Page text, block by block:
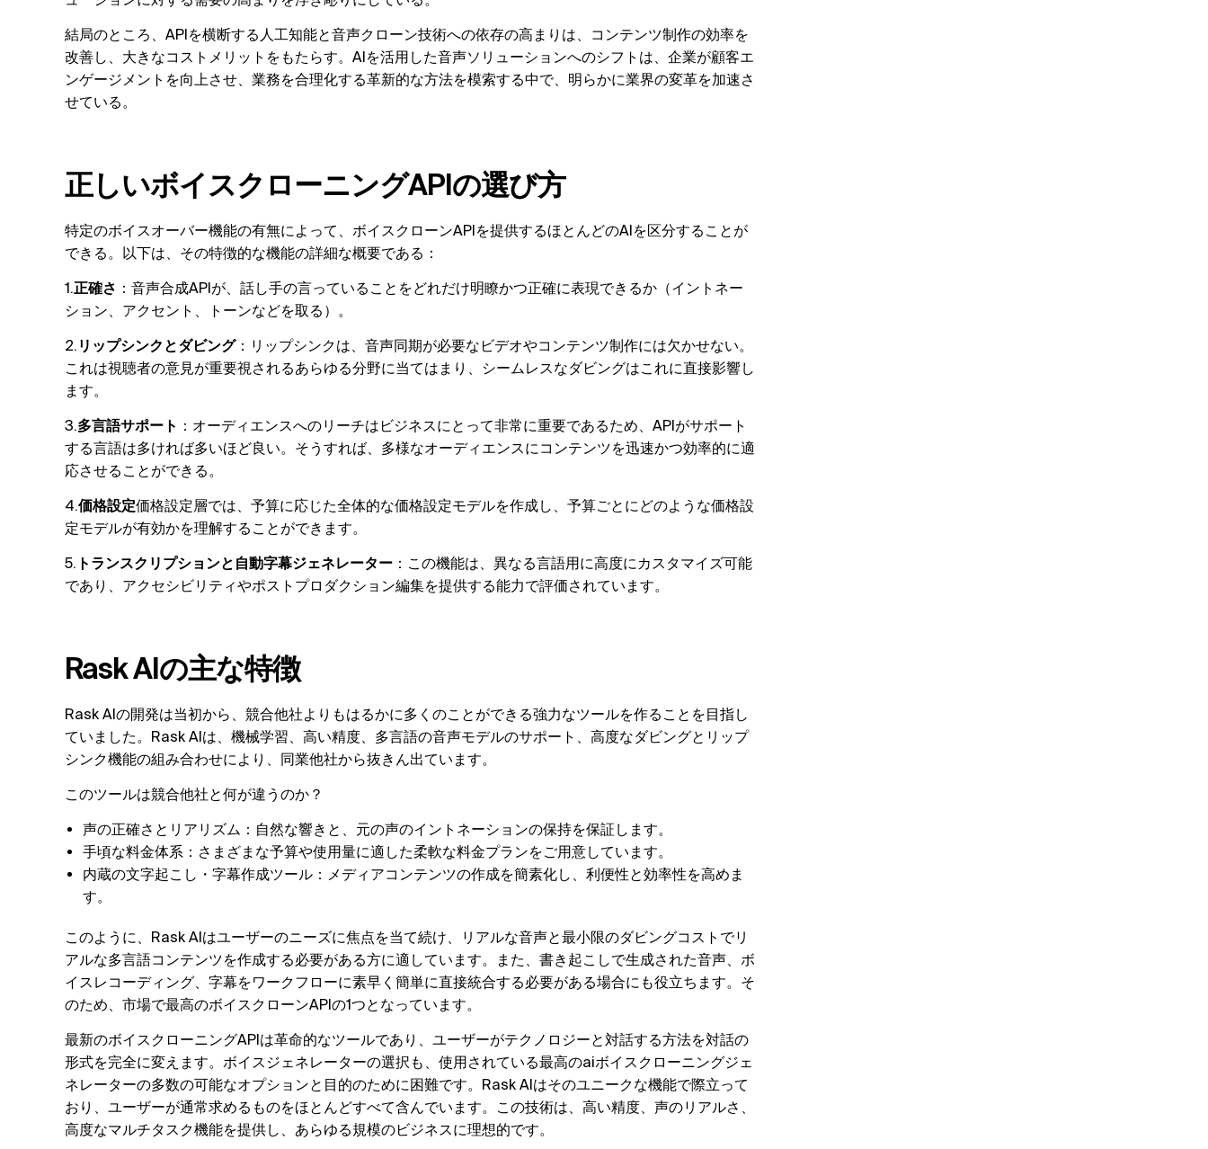
結局のところ、APIを横断する人工知能と音声クローン技術への依存の高まりは、コンテンツ制作の効率を
改善し、大きなコストメリットをもたらす。AIを活用した音声ソリューションへのシフトは、企業が顧客エ
ンゲージメントを向上させ、業務を合理化する革新的な方法を模索する中で、明らかに業界の変革を加速さ
せている。
正しいボイスクローニングAPIの選び方
特定のボイスオーバー機能の有無によって、ボイスクローンAPIを提供するほとんどのAIを区分することが
できる。以下は、その特徴的な機能の詳細な概要である：
1.正確さ ：音声合成APIが、話し手の言っていることをどれだけ明瞭かつ正確に表現できるか（イントネー
ション、アクセント、トーンなどを取る）。
2. リップシンクとダビング：リップシンクは、音声同期が必要なビデオやコンテンツ制作には欠かせない。
これは視聴者の意見が重要視されるあらゆる分野に当てはまり、シームレスなダビングはこれに直接影響し
ます。
3.多言語サポート ：オーディエンスへのリーチはビジネスにとって非常に重要であるため、APIがサポート
する言語は多ければ多いほど良い。そうすれば、多様なオーディエンスにコンテンツを迅速かつ効率的に適
応させることができる。
4.価格設定価格設定層では、予算に応じた全体的な価格設定モデルを作成し、予算ごとにどのような価格設
定モデルが有効かを理解することができます。
5. トランスクリプションと自動字幕ジェネレーター ：この機能は、異なる言語用に高度にカスタマイズ可能
であり、アクセシビリティやポストプロダクション編集を提供する能力で評価されています。
Rask AIの主な特徴
Rask AIの開発は当初から、競合他社よりもはるかに多くのことができる強力なツールを作ることを目指し
ていました。Rask AIは、機械学習、高い精度、多言語の音声モデルのサポート、高度なダビングとリップ
シンク機能の組み合わせにより、同業他社から抜きん出ています。
このツールは競合他社と何が違うのか？
声の正確さとリアリズム：自然な響きと、元の声のイントネーションの保持を保証します。
手頃な料金体系：さまざまな予算や使用量に適した柔軟な料金プランをご用意しています。
内蔵の文字起こし・字幕作成ツール：メディアコンテンツの作成を簡素化し、利便性と効率性を高めま
す。
このように、Rask AIはユーザーのニーズに焦点を当て続け、リアルな音声と最小限のダビングコストでリ
アルな多言語コンテンツを作成する必要がある方に適しています。また、書き起こしで生成された音声、ボ
イスレコーディング、字幕をワークフローに素早く簡単に直接統合する必要がある場合にも役立ちます。そ
のため、市場で最高のボイスクローンAPIの1つとなっています。
最新のボイスクローニングAPIは革命的なツールであり、ユーザーがテクノロジーと対話する方法を対話の
形式を完全に変えます。ボイスジェネレーターの選択も、使用されている最高のaiボイスクローニングジェ
ネレーターの多数の可能なオプションと目的のために困難です。Rask AIはそのユニークな機能で際立って
おり、ユーザーが通常求めるものをほとんどすべて含んでいます。この技術は、高い精度、声のリアルさ、
高度なマルチタスク機能を提供し、あらゆる規模のビジネスに理想的です。